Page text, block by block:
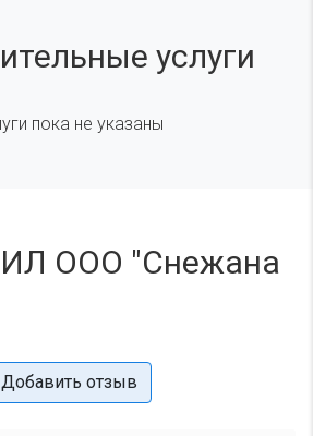
услуги
пока не указаны
ООО "Снежана
Добавить отзыв